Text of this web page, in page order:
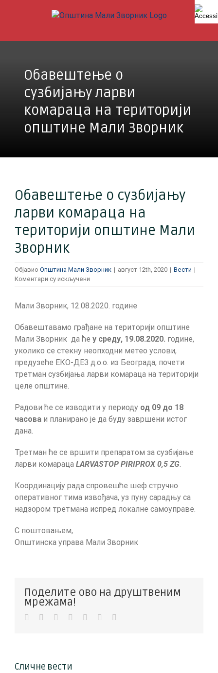
Обавештење о
сузбијању ларви
комараца на територији
општине Мали Зворник
Обавештење о сузбијању
ларви комараца на
територији општине Мали
Зворник
Објавио Општина Мали Зворник | август 12th, 2020 | Вести |
Коментари су искључени
Обавештење
сузбијању
комараца
територији
општине
Мали
Зворник
Мали Зворник, 12.08.2020. године
Обавештавамо грађане на територији општине
Мали Зворник да ће у среду, 19.08.2020. године,
уколико се стекну неопходни метео услови,
предузеће ЕКО-ДЕЗ д.о.о. из Београда, почети
третман сузбијања ларви комараца на територији
целе општине.
Радови ће се изводити у периоду од 09 до 18
часова и планирано је да буду завршени истог
дана.
Третман ће се вршити препаратом за сузбијање
ларви комараца LARVASTOP PIRIPROX 0,5 ZG
Координацију рада спровешће шеф стручно
оперативног тима извођача, уз пуну сарадњу са
надзором третмана испред локалне самоуправе.
С поштовањем,
Општинска управа Мали Зворник
Поделите ово на друштвеним
мрежама!
Facebook
TwitterLinkedInWhatsAppPinterest
Сличне вести